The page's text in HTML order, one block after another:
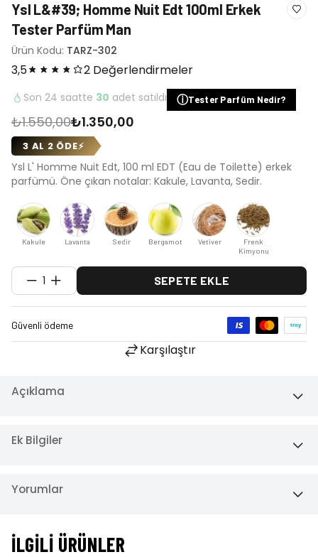
Ysl L&#39; Homme Nuit Edt 100ml Erkek
Tester Parfüm Man
Ürün Kodu: TARZ-302
3,5 2 Değerlendirmeler
Son 24 saatte 30 adet satıldı ⓘTester Parfüm Nedir?
₺1.550,00₺1.350,00
3 AL 2 ÖDE⚡
Ysl L' Homme Nuit Edt, 100 ml EDT (Eau de Toilette) erkek
parfümü. Öne çıkan notalar: Kakule, Lavanta, Sedir.
Kakule Lavanta Sedir Bergamot Vetiver
Frenk
Kimyonu
1 SEPETE EKLE
Karşılaştır
Açıklama
Ek Bilgiler
Yorumlar
İLGILI ÜRÜNLER